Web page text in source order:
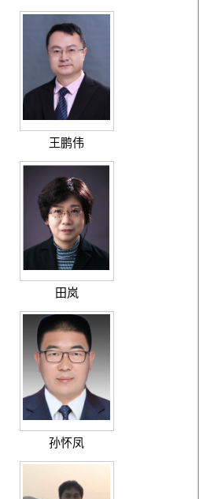
王鹏伟
田岚
孙怀凤